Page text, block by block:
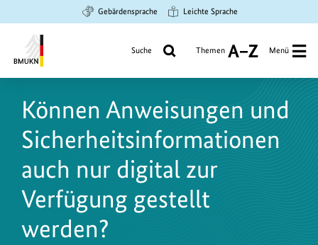
Hauptinhalt
springen
Suche
springen
Hauptnavigation
springen
Gebärdensprache Leichte Sprache
Umwelt,
Naturschutz
nukleare
Sicherheit
Suche Themen
A
Z
Menü
Können Anweisungen und
Sicherheitsinformationen
auch nur digital zur
Verfügung gestellt
werden?